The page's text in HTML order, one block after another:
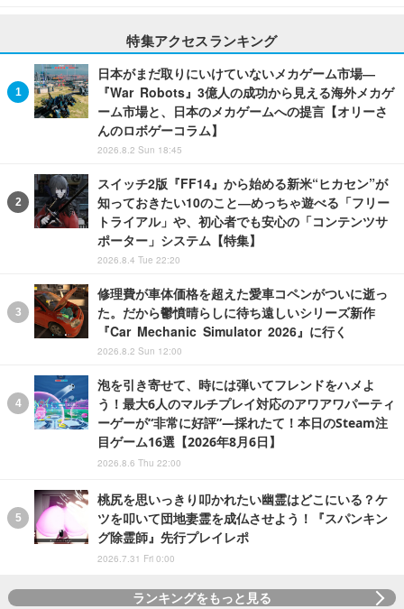
特集アクセスランキング
日本がまだ取りにいけていないメカゲーム市場―
『War Robots』3億人の成功から見える海外メカゲ
ーム市場と、日本のメカゲームへの提言【オリーさ
んのロボゲーコラム】
2026.8.2 Sun 18:45
スイッチ2版『FF14』から始める新米“ヒカセン”が
知っておきたい10のこと―めっちゃ遊べる「フリー
トライアル」や、初心者でも安心の「コンテンツサ
ポーター」システム【特集】
2026.8.4 Tue 22:20
修理費が車体価格を超えた愛車コペンがついに逝っ
た。だから鬱憤晴らしに待ち遠しいシリーズ新作
『Car Mechanic Simulator 2026』に行く
2026.8.2 Sun 12:00
泡を引き寄せて、時には弾いてフレンドをハメよ
う！最大6人のマルチプレイ対応のアワアワパーティ
ーゲーが“非常に好評”―採れたて！本日のSteam注
目ゲーム16選【2026年8月6日】
2026.8.6 Thu 22:00
桃尻を思いっきり叩かれたい幽霊はどこにいる？ケ
ツを叩いて団地妻霊を成仏させよう！『スパンキン
グ除霊師』先行プレイレポ
2026.7.31 Fri 0:00
ランキングをもっと見る